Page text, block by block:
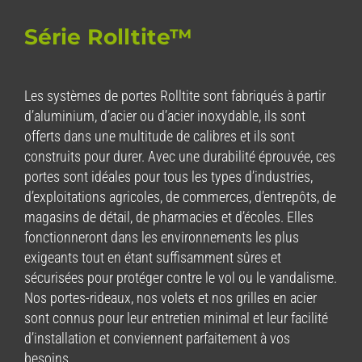
Série Rolltite™
Les systèmes de portes Rolltite sont fabriqués à partir
d’aluminium, d’acier ou d’acier inoxydable, ils sont
offerts dans une multitude de calibres et ils sont
construits pour durer. Avec une durabilité éprouvée, ces
portes sont idéales pour tous les types d’industries,
d’exploitations agricoles, de commerces, d’entrepôts, de
magasins de détail, de pharmacies et d’écoles. Elles
fonctionneront dans les environnements les plus
exigeants tout en étant suffisamment sûres et
sécurisées pour protéger contre le vol ou le vandalisme.
Nos portes-rideaux, nos volets et nos grilles en acier
sont connus pour leur entretien minimal et leur facilité
d’installation et conviennent parfaitement à vos
besoins.